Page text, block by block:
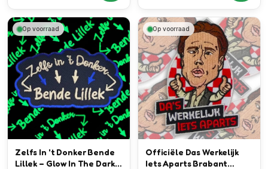
Op voorraad
Zelfs In 't Donker Bende
Lillek – Glow In The Dark
Op voorraad
Officiële Das Werkelijk
Iets Aparts Brabant